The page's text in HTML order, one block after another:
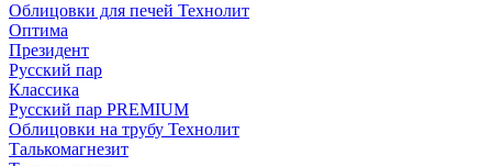
Облицовки для печей Технолит
Оптима
Президент
Русский пар
Классика
Русский пар PREMIUM
Облицовки на трубу Технолит
Талькомагнезит